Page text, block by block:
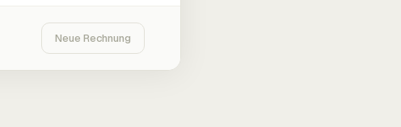
Neue Rechnung